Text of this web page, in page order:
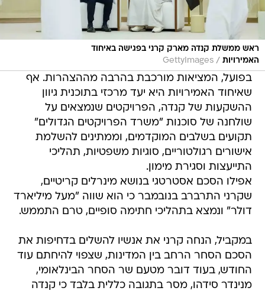
ראש ממשלת קנדה מארק קרני בפגישה באיחוד
GettyImages
בפועל, המציאות מורכבת בהרבה מההצהרות. אף
שאיחוד האמירויות היא יעד מרכזי בתוכנית גיוון
ההשקעות של קנדה, הפרויקטים שנמצאים על
שולחנה של סוכנות "משרד הפרויקטים הגדולים"
תקועים בשלבים המוקדמים, וממתינים להשלמת
אישורים רגולטוריים, סוגיות משפטיות, תהליכי
התייעצות וסגירת מימון.
אפילו הסכם אסטרטגי בנושא מינרלים קריטיים,
שקרני התרברב בנובמבר כי הוא שווה "מעל מיליארד
דולר" ונמצא בתהליכי חתימה סופיים, טרם התממש.
במקביל, הנחה קרני את אנשיו להשלים בדחיפות את
החודש, בעוד דובר מטעם שר הסחר הבינלאומי,
מנינדר סידהו, מסר בתגובה כללית בלבד כי קנדה
מוקירה את מערכת היחסים הצומחת עם האמירויות.